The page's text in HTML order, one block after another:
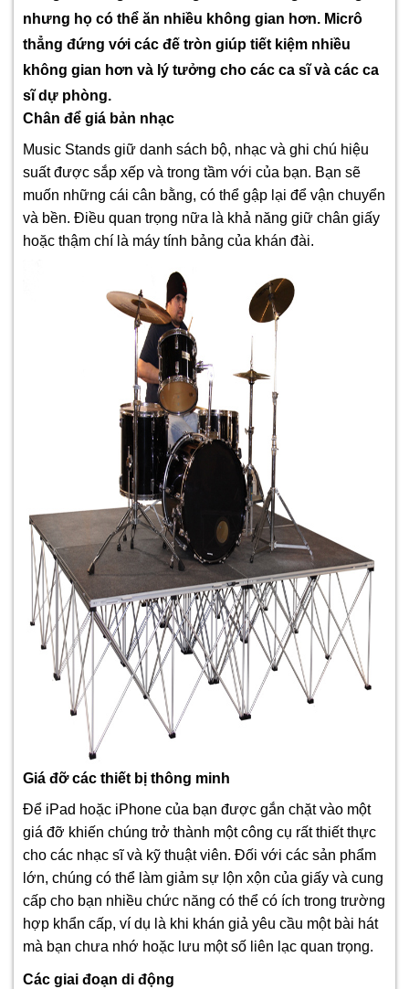
nhưng họ có thể ăn nhiều không gian hơn. Micrô
thẳng đứng với các đế tròn giúp tiết kiệm nhiều
không gian hơn và lý tưởng cho các ca sĩ và các ca
sĩ dự phòng.
Chân để giá bản nhạc
Music Stands giữ danh sách bộ, nhạc và ghi chú hiệu
suất được sắp xếp và trong tầm với của bạn. Bạn sẽ
muốn những cái cân bằng, có thể gập lại để vận chuyển
và bền. Điều quan trọng nữa là khả năng giữ chân giấy
hoặc thậm chí là máy tính bảng của khán đài.
Giá đỡ các thiết bị thông minh
Để iPad hoặc iPhone của bạn được gắn chặt vào một
giá đỡ khiến chúng trở thành một công cụ rất thiết thực
cho các nhạc sĩ và kỹ thuật viên. Đối với các sản phẩm
lớn, chúng có thể làm giảm sự lộn xộn của giấy và cung
cấp cho bạn nhiều chức năng có thể có ích trong trường
hợp khẩn cấp, ví dụ là khi khán giả yêu cầu một bài hát
mà bạn chưa nhớ hoặc lưu một số liên lạc quan trọng.
Các giai đoạn di động